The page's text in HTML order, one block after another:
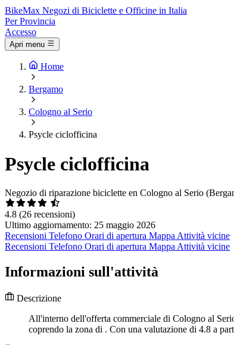
BikeMax Negozi di Biciclette e Officine in Italia
Per Provincia
Accesso
Apri menu
Home
Bergamo
Cologno al Serio
Psycle ciclofficina
Psycle ciclofficina
Negozio di riparazione biciclette en Cologno al Serio
4.8 (26 recensioni)
Ultimo aggiornamento: 25 maggio 2026
Recensioni Telefono Orari di apertura Mappa Attività vicine
Recensioni Telefono Orari di apertura Mappa Attività vicine
Informazioni sull'attività
Descrizione
All'interno dell'offerta commerciale di Cologno al
coprendo la zona di . Con una valutazione di 4.8 a